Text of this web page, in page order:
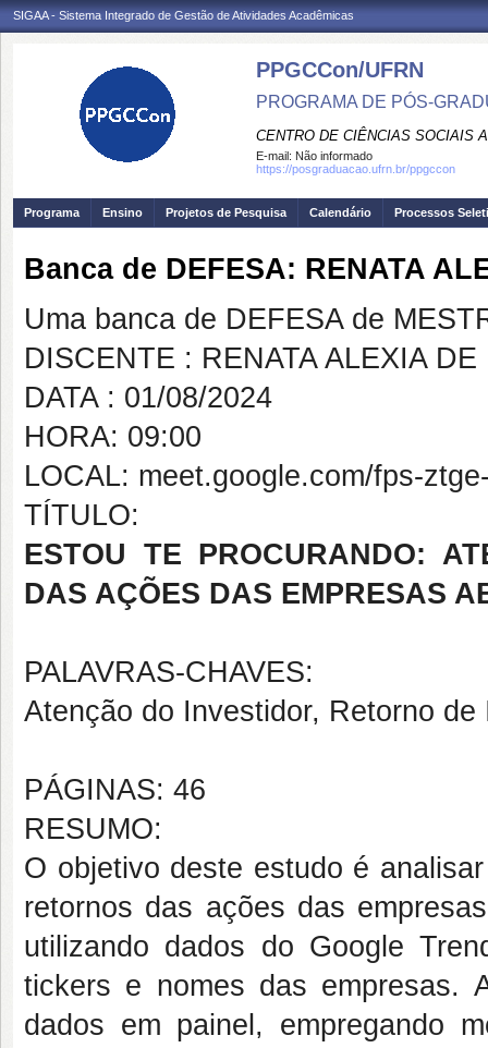
SIGAA - Sistema Integrado de Gestão de Atividades Acadêmicas
PPGCCon/UFRN
PROGRAMA DE PÓS-
CENTRO DE CIÊNCIAS SOCIAIS
E-mail: Não informado
https://posgraduacao.ufrn.br/ppgccon
Programa Ensino Projetos de Pesquisa Calendário Processos
Banca de DEFESA: RENATA
Uma banca de DEFESA de
DISCENTE : RENATA ALEXIA
DATA : 01/08/2024
HORA: 09:00
LOCAL: meet.google.com/fps-
TÍTULO:
ESTOU TE PROCURANDO:
DAS AÇÕES DAS EMPRESAS
PALAVRAS-CHAVES:
Atenção do Investidor, Retorno
PÁGINAS: 46
RESUMO:
O objetivo deste estudo é
retornos das ações das
utilizando dados do Google
tickers e nomes das empresas.
dados em painel, empregando